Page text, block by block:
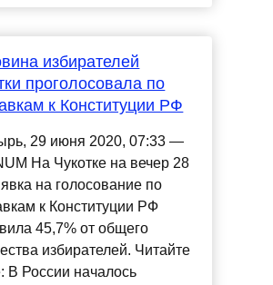
избирателей
проголосовала по
к Конституции РФ
29 июня 2020, 07:33 —
На Чукотке на вечер 28
на голосование по
к Конституции РФ
45,7% от общего
избирателей. Читайте
В России началось